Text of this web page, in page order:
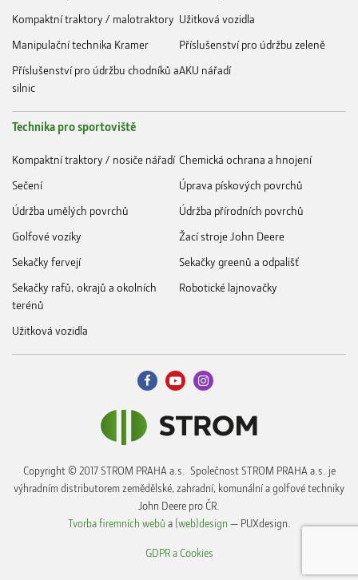
Kompaktní traktory / malotraktory Užitková vozidla
Manipulační technika Kramer
Příslušenství pro údržbu zeleně
Příslušenství pro údržbu chodníků a
silnic
AKU nářadí
Technika pro sportoviště
Kompaktní traktory / nosiče nářadí Chemická ochrana a hnojení
Sečení
Úprava pískových povrchů
Údržba umělých povrchů
Údržba přírodních povrchů
Golfové vozíky
Žací stroje John Deere
Sekačky fervejí
Sekačky greenů a odpališť
Sekačky rafů, okrajů a okolních
terénů
Robotické lajnovačky
Užitková vozidla
Copyright © 2017 STROM PRAHA a.s. Společnost STROM PRAHA a.s. je
výhradním distributorem zemědělské, zahradní, komunální a golfové techniky
John Deere pro ČR.
Tvorba firemních webů a (web)design — PUXdesign.
GDPR a Cookies